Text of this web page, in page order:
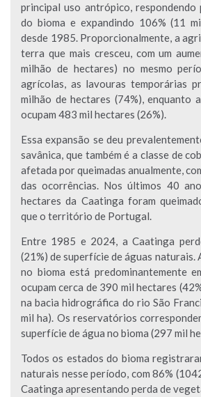
principal uso antrópico,
do bioma e expandindo 106% (11
desde 1985. Proporcionalmente, a
terra que mais cresceu, com um
milhão de hectares) no mesmo
agrícolas, as lavouras temporárias
milhão de hectares (74%), enquanto
ocupam 483 mil hectares (26%).
Essa expansão se deu
savânica, que também é a classe de
afetada por queimadas anualmente,
das ocorrências. Nos últimos 40
hectares da Caatinga foram
que o território de Portugal.
Entre 1985 e 2024, a Caatinga
(21%) de superfície de águas naturais.
no bioma está predominantemente
ocupam cerca de 390 mil hectares
na bacia hidrográfica do rio São
mil ha). Os reservatórios
superfície de água no bioma (297 mil
Todos os estados do bioma
naturais nesse período, com 86%
Caatinga apresentando perda de